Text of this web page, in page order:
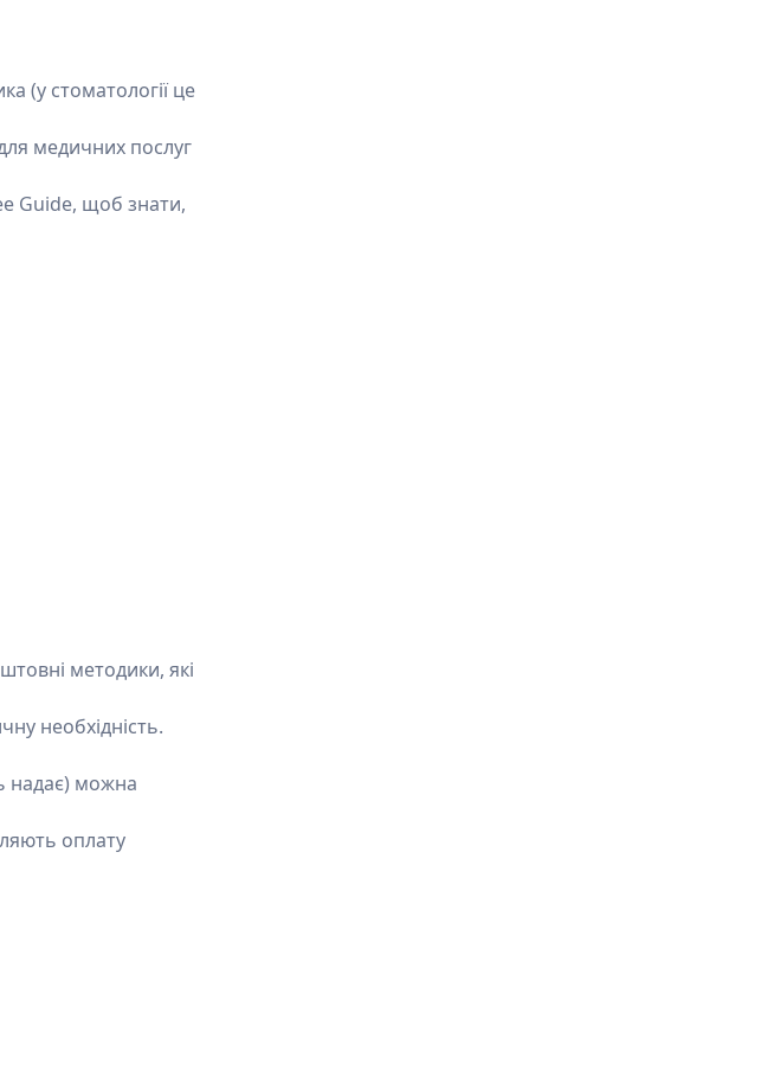
(у стоматології це
медичних послуг
Guide, щоб знати,
методики, які
необхідність.
надає) можна
оплату